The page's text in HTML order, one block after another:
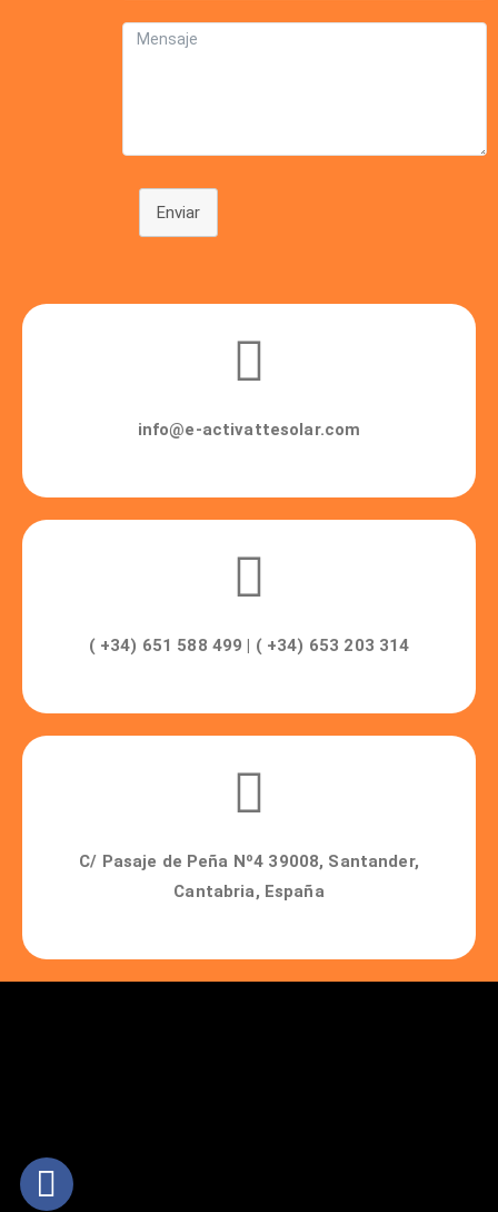
Enviar
info@e-activattesolar.com
( +34) 651 588 499 | ( +34) 653 203 314
C/ Pasaje de Peña Nº4 39008, Santander,
Cantabria, España